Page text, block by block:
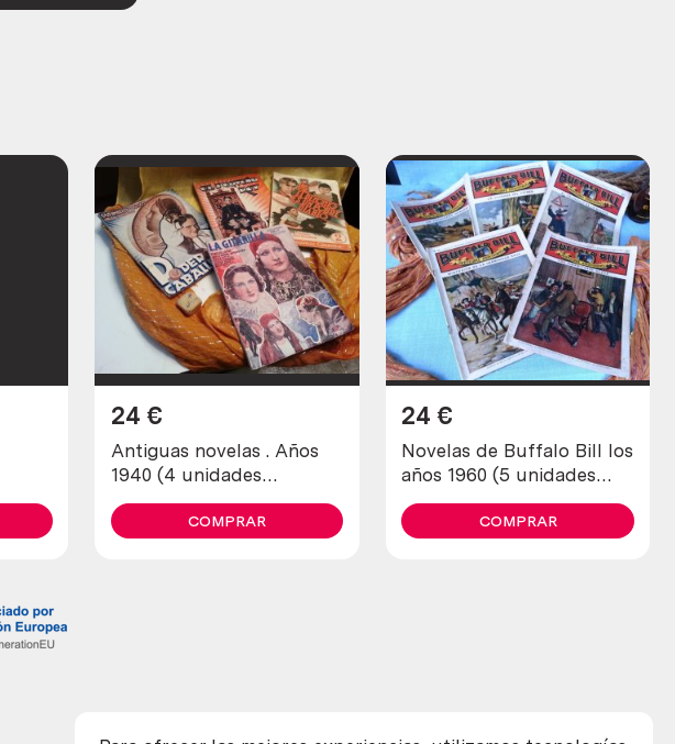
Antiguas novelas . Años
1940 (4 unidades
diferentes)
24 €
COMPRAR
Novelas de Buffalo Bill los
años 1960 (5 unidades
diferentes)
24 €
COMPRAR